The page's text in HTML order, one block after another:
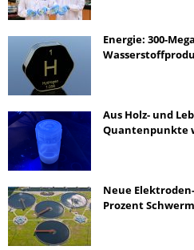
Energie: 300-
Aus Holz- und
Quantenpunkte
Neue
Prozent